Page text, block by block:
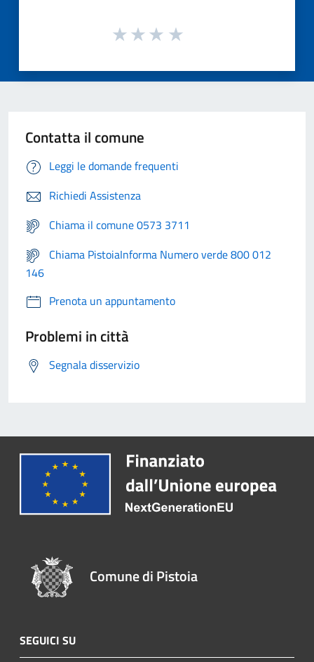
Contatta il comune
Leggi le domande frequenti
Richiedi Assistenza
Chiama il comune 0573 3711
Chiama PistoiaInforma Numero verde 800 012
146
Prenota un appuntamento
Problemi in città
Segnala disservizio
Comune di Pistoia
SEGUICI SU